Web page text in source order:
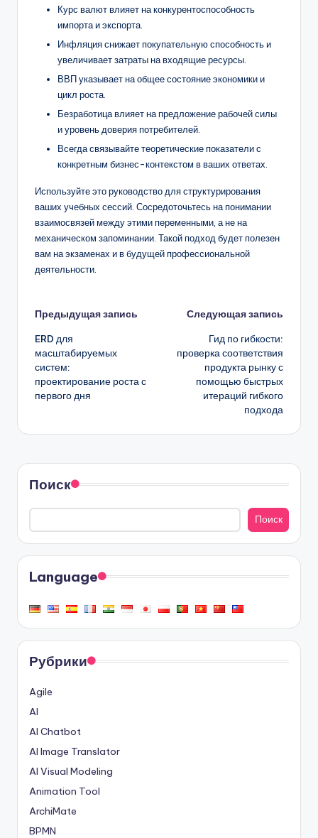
Курс валют влияет на конкурентоспособность
импорта и экспорта.
Инфляция снижает покупательную способность и
увеличивает затраты на входящие ресурсы.
ВВП указывает на общее состояние экономики и
цикл роста.
Безработица влияет на предложение рабочей силы
и уровень доверия потребителей.
Всегда связывайте теоретические показатели с
конкретным бизнес-контекстом в ваших ответах.
Используйте это руководство для структурирования
ваших учебных сессий. Сосредоточьтесь на понимании
взаимосвязей между этими переменными, а не на
механическом запоминании. Такой подход будет полезен
вам на экзаменах и в будущей профессиональной
деятельности.
Навигация
записи
Предыдущая запись
ERD для
масштабируемых
систем:
проектирование роста с
первого дня
Следующая запись
Гид по гибкости:
проверка соответствия
продукта рынку с
помощью быстрых
итераций гибкого
подхода
Поиск
Поиск
Language
Рубрики
Agile
AI
AI Chatbot
AI Image Translator
AI Visual Modeling
Animation Tool
ArchiMate
BPMN